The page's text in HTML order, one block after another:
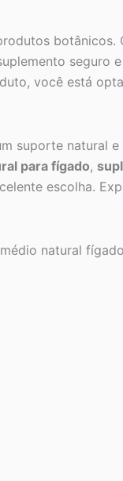
botânicos.
seguro
você está
suporte natural
para fígado,
escolha.
natural